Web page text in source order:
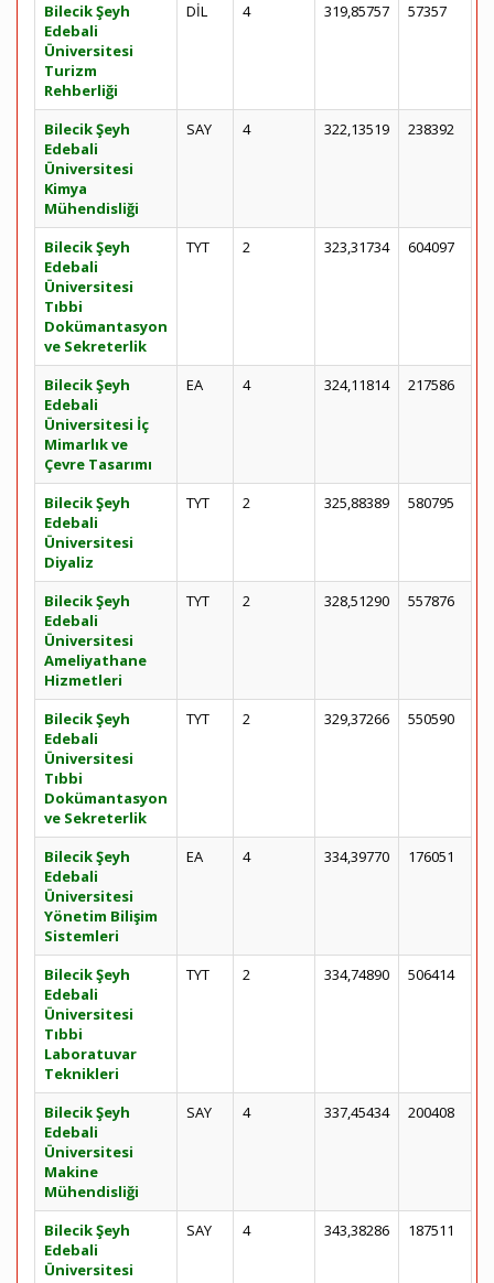
Bilecik Şeyh
Edebali
Üniversitesi
Turizm
Rehberliği
DİL 4 319,85757 57357
Bilecik Şeyh
Edebali
Üniversitesi
Kimya
Mühendisliği
SAY 4 322,13519 238392
Bilecik Şeyh
Edebali
Üniversitesi
Tıbbi
Dokümantasyon
ve Sekreterlik
TYT 2 323,31734 604097
Bilecik Şeyh
Edebali
Üniversitesi İç
Mimarlık ve
Çevre Tasarımı
EA 4 324,11814 217586
Bilecik Şeyh
Edebali
Üniversitesi
Diyaliz
TYT 2 325,88389 580795
Bilecik Şeyh
Edebali
Üniversitesi
Ameliyathane
Hizmetleri
TYT 2 328,51290 557876
Bilecik Şeyh
Edebali
Üniversitesi
Tıbbi
Dokümantasyon
ve Sekreterlik
TYT 2 329,37266 550590
Bilecik Şeyh
Edebali
Üniversitesi
Yönetim Bilişim
Sistemleri
EA 4 334,39770 176051
Bilecik Şeyh
Edebali
Üniversitesi
Tıbbi
Laboratuvar
Teknikleri
TYT 2 334,74890 506414
Bilecik Şeyh
Edebali
Üniversitesi
Makine
Mühendisliği
SAY 4 337,45434 200408
Bilecik Şeyh
Edebali
Üniversitesi
SAY 4 343,38286 187511